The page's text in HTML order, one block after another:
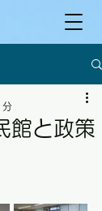
館と政策
分
れています。